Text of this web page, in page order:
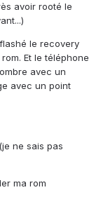
avoir rooté le
le recovery
Et le téléphone
avec un
avec un point
ne sais pas
ma rom